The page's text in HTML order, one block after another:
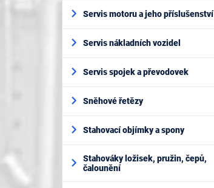
Servis motoru a jeho příslušenství
Servis nákladních vozidel
Servis spojek a převodovek
Sněhové řetězy
Stahovací objímky a spony
Stahováky ložisek, pružin, čepů,
čalounění